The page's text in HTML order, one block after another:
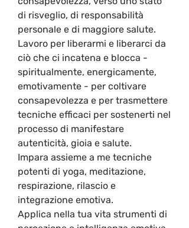
di risveglio, di responsabilità
personale e di maggiore salute.
Lavoro per liberarmi e liberarci da
ciò che ci incatena e blocca -
spiritualmente, energicamente,
emotivamente - per coltivare
consapevolezza e per trasmettere
tecniche efficaci per sostenerti nel
processo di manifestare
autenticità, gioia e salute.
Impara assieme a me tecniche
potenti di yoga, meditazione,
respirazione, rilascio e
integrazione emotiva.
Applica nella tua vita strumenti di